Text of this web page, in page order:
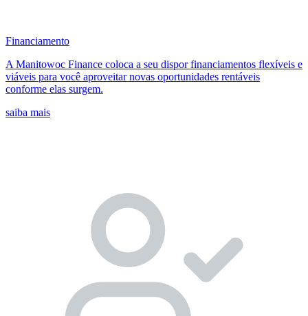
Financiamento
A Manitowoc Finance coloca a seu dispor financiamentos flexíveis e
viáveis para você aproveitar novas oportunidades rentáveis
conforme elas surgem.
saiba mais